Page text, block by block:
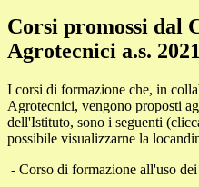
Corsi promossi dal
Agrotecnici a.s.
I corsi di formazione che, in
Agrotecnici, vengono proposti
dell'Istituto, sono i seguenti
possibile visualizzarne la
- Corso di formazione all'uso